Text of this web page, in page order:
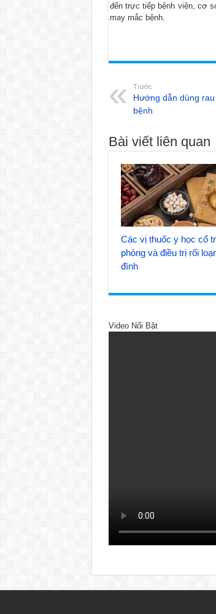
đến trực tiếp bệnh viện, cơ
may mắc bệnh.
Trước
Hướng dẫn dùng
bệnh
Bài viết liên quan
Các vị thuốc y học cổ
phòng và điều trị rối
đình
Video Nổi Bật